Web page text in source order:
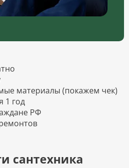
материалы (покажем чек)
1 год
РФ
сантехника